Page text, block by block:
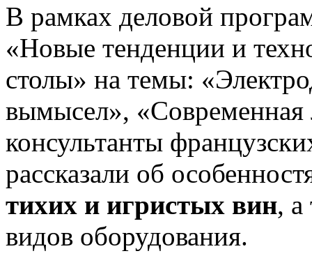
В рамках деловой
«Новые тенденции и
столы» на темы:
вымысел», «Современная
консультанты
рассказали об
тихих и игристых вин, а
видов оборудования.